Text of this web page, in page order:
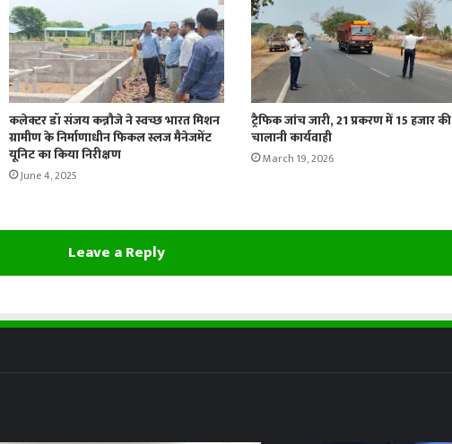
कलेक्टर डॉ संजय कन्नौजे ने स्वच्छ भारत मिशन
ग्रामीण के निर्माणाधीन फिकल स्लज मैनेजमेंट
यूनिट का किया निरीक्षण
June 4, 2025
ट्रैफिक जांच जारी, 21 प्रकरण में 15 हजार की
चालानी कार्यवाही
March 19, 2026
Leave a Reply